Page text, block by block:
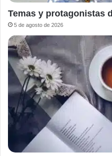
Temas y protagonistas
5 de agosto de 2026